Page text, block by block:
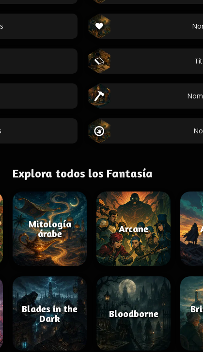
Explora todos los Fantasía
Mitología
árabe
Arcane
Blades in the
Dark
Bloodborne